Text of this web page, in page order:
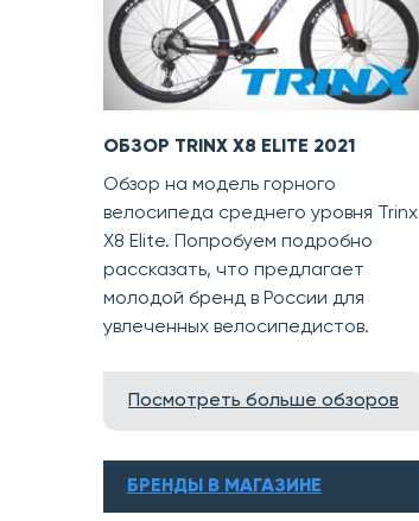
ОБЗОР TRINX X8 ELITE 2021
Обзор на модель горного
велосипеда среднего уровня Trinx
X8 Elite. Попробуем подробно
рассказать, что предлагает
молодой бренд в России для
увлеченных велосипедистов.
Посмотреть больше обзоров
БРЕНДЫ В МАГАЗИНЕ